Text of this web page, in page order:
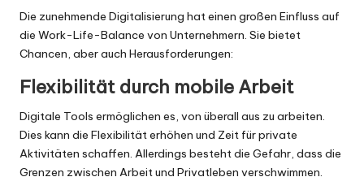
Die zunehmende Digitalisierung hat einen großen Einfluss auf
die Work-Life-Balance von Unternehmern. Sie bietet
Chancen, aber auch Herausforderungen:
Flexibilität durch mobile Arbeit
Digitale Tools ermöglichen es, von überall aus zu arbeiten.
Dies kann die Flexibilität erhöhen und Zeit für private
Aktivitäten schaffen. Allerdings besteht die Gefahr, dass die
Grenzen zwischen Arbeit und Privatleben verschwimmen.